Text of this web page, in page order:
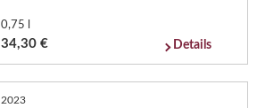
0,75 l
34,30 € Details
2023